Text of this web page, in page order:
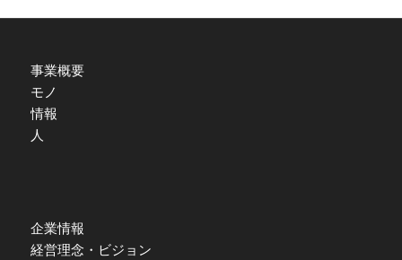
事業概要
モノ
情報
人
企業情報
経営理念・ビジョン